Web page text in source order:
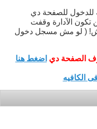
للصفحة دي
الآدارة وقفت
( لو مش مسجل دخول
الصفحة دي اضغط هنا
الكافيه